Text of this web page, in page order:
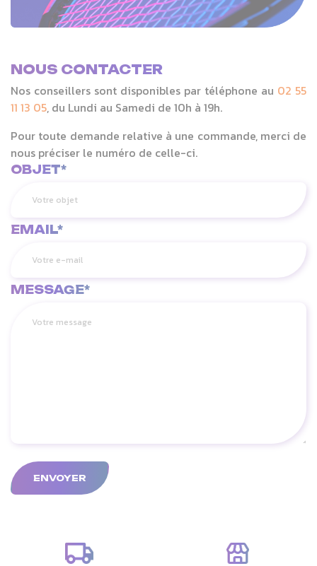
NOUS CONTACTER
Nos conseillers sont disponibles par téléphone au 02 55
11 13 05, du Lundi au Samedi de 10h à 19h.
Pour toute demande relative à une commande, merci de
nous préciser le numéro de celle-ci.
OBJET*
EMAIL*
MESSAGE*
ENVOYER